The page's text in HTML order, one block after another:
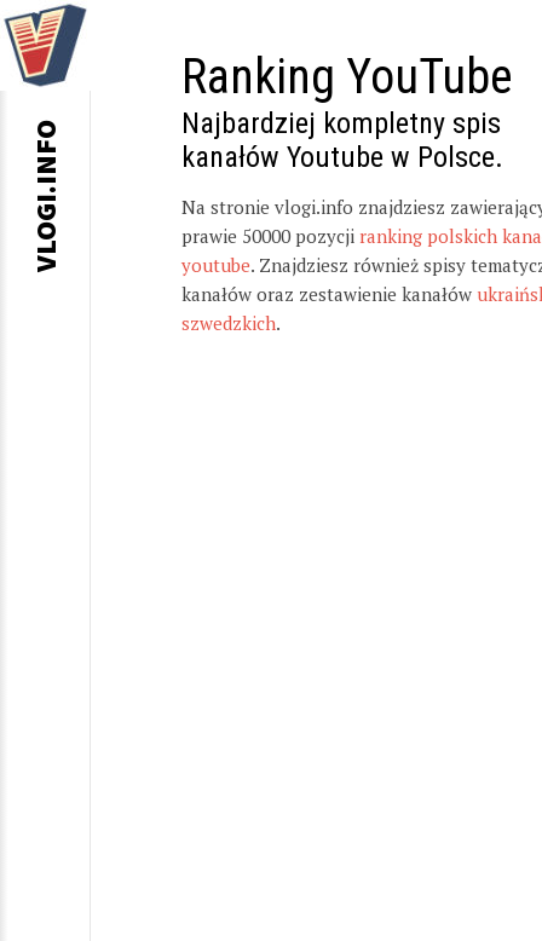
Ranking YouTube
Najbardziej kompletny spis
kanałów Youtube w Polsce.
Na stronie vlogi.info znajdziesz
prawie 50000 pozycji ranking polskich
youtube. Znajdziesz również spisy
kanałów oraz zestawienie kanałów
szwedzkich.
VLOGI.INFO